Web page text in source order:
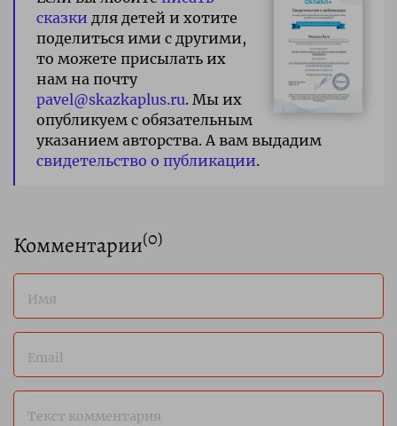
сказки для детей и хотите
поделиться ими с другими,
то можете присылать их
нам на почту
pavel@skazkaplus.ru. Мы их
опубликуем с обязательным
указанием авторства. А вам выдадим
свидетельство о публикации.
Комментарии(0)
Имя
Email
Текст комментария